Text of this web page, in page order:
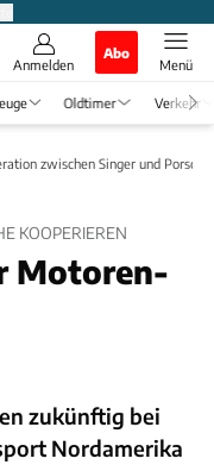
Anmelden
Abo
Menü
Oldtimer Verkehr
zwischen Singer und Porsche
KOOPERIEREN
Motoren-
zukünftig bei
Nordamerika